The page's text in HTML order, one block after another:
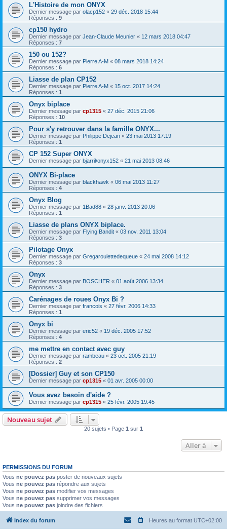
L'Histoire de mon ONYX
Dernier message par olacp152 « 29 déc. 2018 15:44
Réponses : 9
cp150 hydro
Dernier message par Jean-Claude Meunier « 12 mars 2018 04:47
Réponses : 7
150 ou 152?
Dernier message par Pierre A-M « 08 mars 2018 14:24
Réponses : 6
Liasse de plan CP152
Dernier message par Pierre A-M « 15 oct. 2017 14:24
Réponses : 1
Onyx biplace
Dernier message par cp1315 « 27 déc. 2015 21:06
Réponses : 10
Pour s'y retrouver dans la famille ONYX...
Dernier message par Philippe Dejean « 23 mai 2013 17:19
Réponses : 1
CP 152 Super ONYX
Dernier message par bjarril/onyx152 « 21 mai 2013 08:46
ONYX Bi-place
Dernier message par blackhawk « 06 mai 2013 11:27
Réponses : 4
Onyx Blog
Dernier message par 1Bad88 « 28 janv. 2013 20:06
Réponses : 1
Liasse de plans ONYX biplace.
Dernier message par Flying Bandit « 03 nov. 2011 13:04
Réponses : 3
Pilotage Onyx
Dernier message par Gregaroulettedequeue « 24 mai 2008 14:12
Réponses : 3
Onyx
Dernier message par BOSCHER « 01 août 2006 13:34
Réponses : 3
Carénages de roues Onyx Bi ?
Dernier message par francois « 27 févr. 2006 14:33
Réponses : 1
Onyx bi
Dernier message par eric52 « 19 déc. 2005 17:52
Réponses : 4
me mettre en contact avec guy
Dernier message par rambeau « 23 oct. 2005 21:19
Réponses : 2
[Dossier] Guy et son CP150
Dernier message par cp1315 « 01 avr. 2005 00:00
Vous avez besoin d'aide ?
Dernier message par cp1315 « 25 févr. 2005 19:45
Nouveau sujet
20 sujets • Page 1 sur 1
Aller à
PERMISSIONS DU FORUM
Vous ne pouvez pas poster de nouveaux sujets
Vous ne pouvez pas répondre aux sujets
Vous ne pouvez pas modifier vos messages
Vous ne pouvez pas supprimer vos messages
Vous ne pouvez pas joindre des fichiers
Index du forum Heures au format UTC+02:00